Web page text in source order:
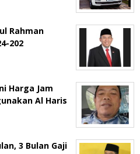
Rahman
202
Harga Jam
Al Haris
3 Bulan Gaji